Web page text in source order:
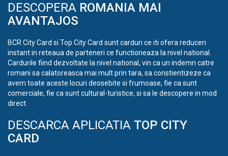
DESCOPERA ROMANIA MAI
AVANTAJOS
BCR City Card si Top City Card sunt carduri ce iti ofera reduceri
instant in reteaua de parteneri ce functioneaza la nivel national.
Cardurile fiind dezvoltate la nivel national, vin ca un indemn catre
romani sa calatoreasca mai mult prin tara, sa constientizeze ca
avem toate aceste locuri deosebite si frumoase, fie ca sunt
comerciale, fie ca sunt cultural-turistice, si sa le descopere in mod
direct.
DESCARCA APLICATIA TOP CITY
CARD